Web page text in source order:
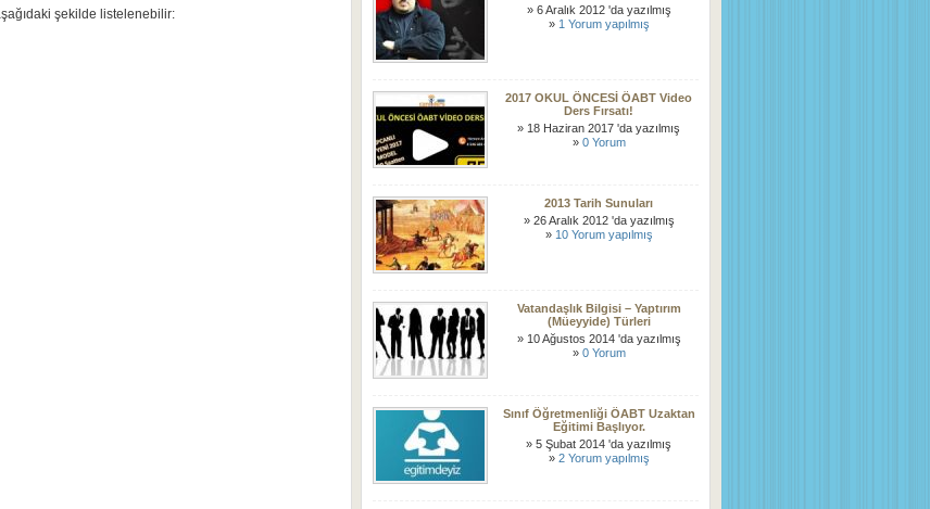
şekilde listelenebilir:
» 6 Aralık 2012 'da yazılmış
» 1 Yorum yapılmış
2017 OKUL ÖNCESİ ÖABT Video
Ders Fırsatı!
» 18 Haziran 2017 'da yazılmış
» 0 Yorum
2013 Tarih Sunuları
» 26 Aralık 2012 'da yazılmış
» 10 Yorum yapılmış
Vatandaşlık Bilgisi – Yaptırım
(Müeyyide) Türleri
» 10 Ağustos 2014 'da yazılmış
» 0 Yorum
Sınıf Öğretmenliği ÖABT Uzaktan
Eğitimi Başlıyor.
» 5 Şubat 2014 'da yazılmış
» 2 Yorum yapılmış